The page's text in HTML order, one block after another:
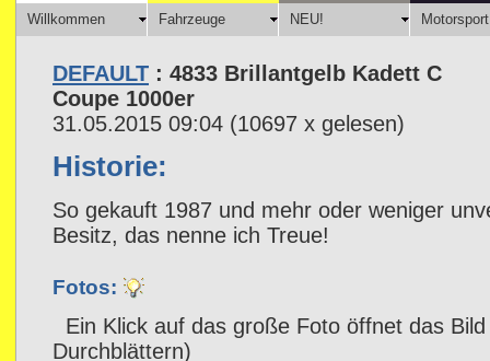
Willkommen Fahrzeuge NEU! Motorsport
DEFAULT : 4833 Brillantgelb Kadett C
Coupe 1000er
31.05.2015 09:04 (10697 x gelesen)
Historie:
So gekauft 1987 und mehr oder weniger
Besitz, das nenne ich Treue!
Fotos:
Ein Klick auf das große Foto öffnet das
Durchblättern)